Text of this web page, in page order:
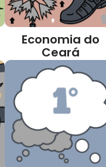
Economia do
Ceará